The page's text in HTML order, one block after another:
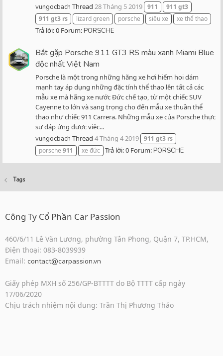
vungocbach Thread 28 Tháng 5 2019 911 911 gt3
911 gt3 rs lizard green porsche siêu xe xe thể thao
Trả lời: 0 Forum:PORSCHE
Bắt gặp Porsche 911 GT3 RS màu xanh Miami Blue
độc nhất Việt Nam
Porsche là một trong những hãng xe hơi hiếm hoi dám
mạnh tay áp dụng những đặc tính thể thao lên tất cả các
mẫu xe mà hãng xe nước Đức chế tạo, từ một chiếc SUV
Cayenne to lớn và sang trọng cho đến mẫu xe thuần thể
thao như chiếc 911 Carrera. Những mẫu xe của Porsche thực
sự đáp ứng được việc...
vungocbach Thread 4 Tháng 4 2019 911 gt3 rs
porsche 911 xe đức Trả lời: 0 Forum:PORSCHE
Tags
Công Ty Cổ Phần Car Passion
460/6/11 Lê Văn Lương, phường Tân Phong, Quận 7, TP.HCM,
Điện thoại: 083-8039939
Email: contact@carpassion.vn
Giấy phép MXH số 256/GP-BTTTT do Bộ TTTT cấp ngày
17/06/2020
Chịu trách nhiệm nội dung: Trần Thị Phương Thảo